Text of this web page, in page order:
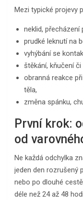
Mezi typické projevy
neklid,
prudké leknutí na
vyhýbání se
štěkání, kňučení
obranná reakce
těla,
změna spánku,
První krok:
od
Ne každá odchylka
jeden den rozrušený
nebo po dlouhé
déle než 24 až 48